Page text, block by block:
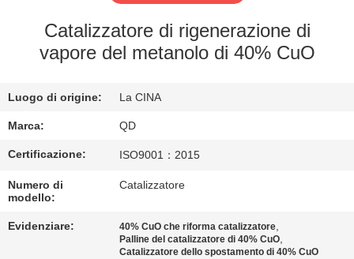
FABBRICA
DI
QUALITÀ
CONTATTICI
NOTIZIE
Catalizzatore di rigenerazione di
vapore del metanolo di 40% CuO
Luogo di origine: La CINA
Marca: QD
Certificazione: ISO9001：2015
Numero di
modello:
Catalizzatore
Evidenziare: 40% CuO che riforma catalizzatore,
Palline del catalizzatore di 40% CuO,
Catalizzatore dello spostamento di 40% CuO